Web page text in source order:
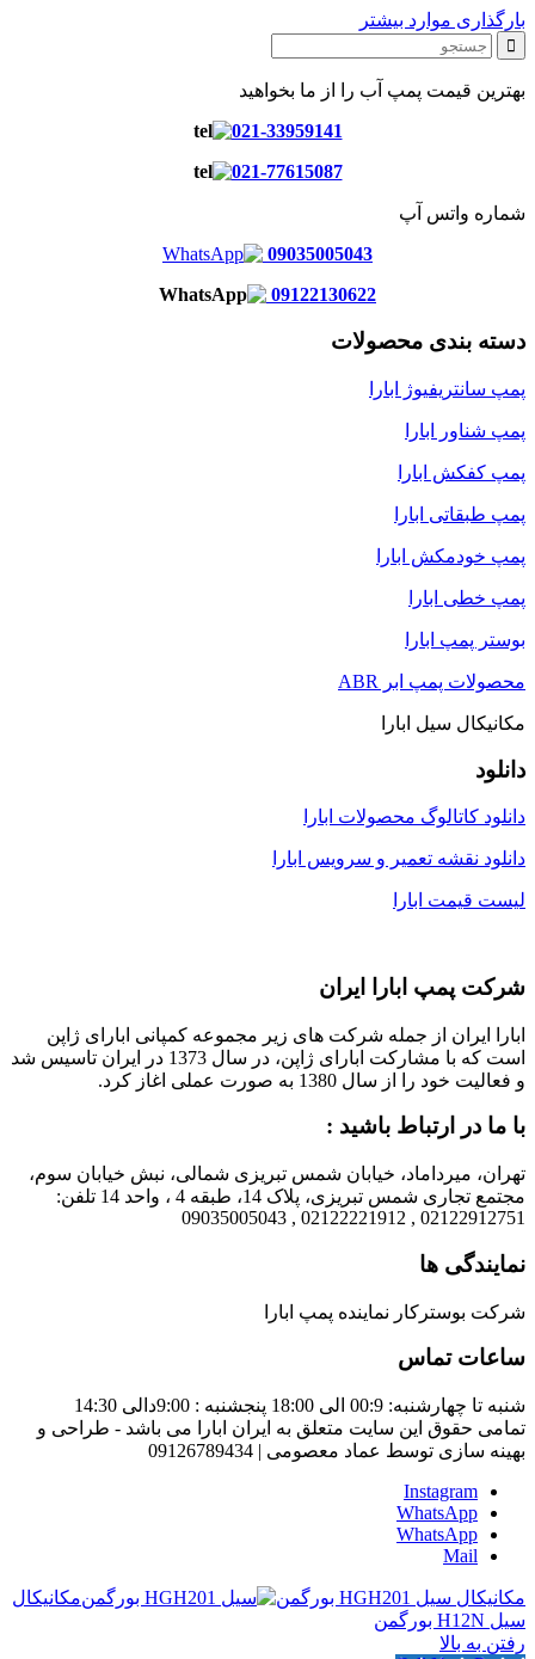
بارگذاری موارد بیشتر
بهترین قیمت پمپ آب را از ما بخواهید
021-33959141
021-77615087
شماره واتس آپ
09035005043
09122130622
دسته بندی محصولات
پمپ سانتریفیوژ ابارا
پمپ شناور ابارا
پمپ کفکش ابارا
پمپ طبقاتی ابارا
پمپ خودمکش ابارا
پمپ خطی ابارا
بوستر پمپ ابارا
محصولات پمپ ابر ABR
مکانیکال سیل ابارا
دانلود
دانلود کاتالوگ محصولات ابارا
دانلود نقشه تعمیر و سرویس ابارا
لیست قیمت ابارا
شرکت پمپ ابارا ایران
ابارا ایران از جمله شرکت های زیر مجموعه کمپانی ابارای ژاپن
است که با مشارکت ابارای ژاپن، در سال 1373 در ایران تاسیس شد
و فعالیت خود را از سال 1380 به صورت عملی اغاز کرد.
با ما در ارتباط باشید :
تهران، میرداماد، خیابان شمس تبریزی شمالی، نبش خیابان سوم،
مجتمع تجاری شمس تبریزی، پلاک 14، طبقه 4 ، واحد 14 تلفن:
02122912751 , 02122221912 , 09035005043
نمایندگی ها
شرکت بوسترکار نماینده پمپ ابارا
ساعات تماس
شنبه تا چهارشنبه: 00:9 الی 18:00 پنجشنبه : 9:00دالی 14:30
تمامی حقوق این سایت متعلق به ایران ابارا می باشد - طراحی و
بهینه سازی توسط عماد معصومی | 09126789434
Instagram
WhatsApp
WhatsApp
Mail
مکانیکال سیل HGH201 بورگمن
مکانیکال
سیل H12N بورگمن
رفتن به بالا